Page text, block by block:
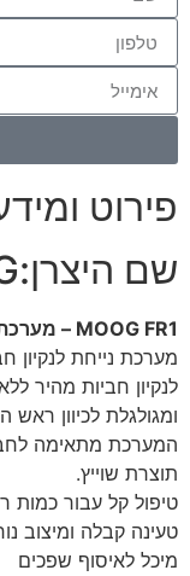
פירוט
שם היצרן:
MOOG FR1 – מערכת נייחת לנקיון חביות
מערכת נייחת לנקיון
לנקיון חביות מהיר
ומגולגלת לכיוון ראש
המערכת מתאימה לחביות
תוצרת שוייץ.
טיפול קל עבור כמות
טעינה קבלה ומיצוב
מיכל לאיסוף שפכים